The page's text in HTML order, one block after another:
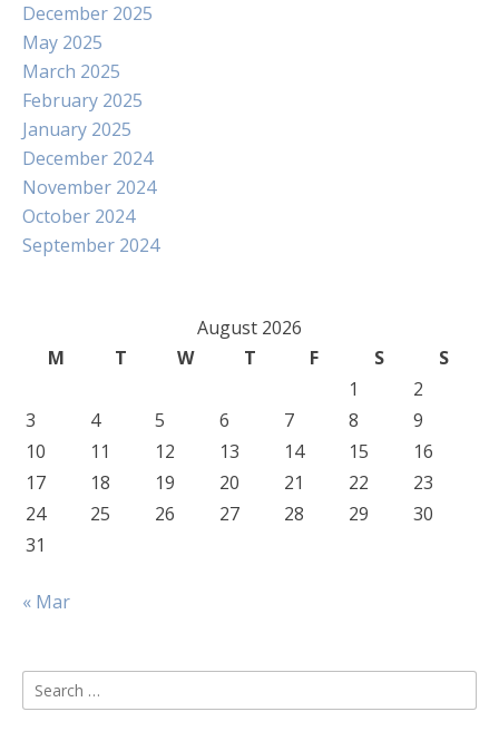
December 2025
May 2025
March 2025
February 2025
January 2025
December 2024
November 2024
October 2024
September 2024
August 2026
M
T W T F S
S
1
2
3
4 5 6 7 8
9
10
11 12 13 14 15
16
17
18 19 20 21 22
23
24
25 26 27 28 29
30
31
« Mar
Search
for: